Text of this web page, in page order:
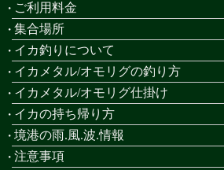
ご利用料金
集合場所
イカ釣りについて
イカメタル/オモリグの釣り方
イカメタル/オモリグ仕掛け
イカの持ち帰り方
境港の雨.風.波.情報
注意事項